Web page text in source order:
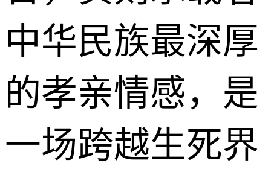
中华民族最深厚
的孝亲情感，是
一场跨越生死界